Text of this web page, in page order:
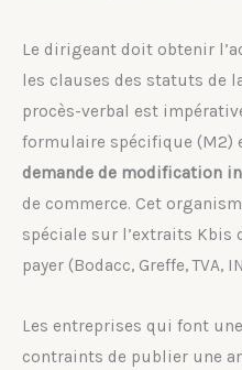
Le dirigeant doit obtenir
les clauses des statuts de
procès-verbal est
formulaire spécifique (M2)
demande de modification
de commerce. Cet
spéciale sur l’extraits Kbis
payer (Bodacc, Greffe, TVA,
Les entreprises qui font
contraints de publier une